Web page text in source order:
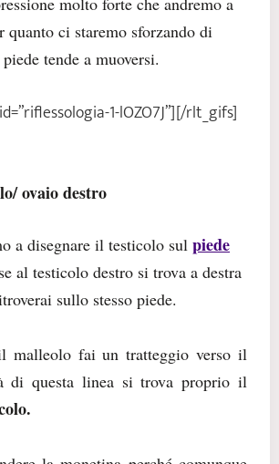
quanto ci staremo sforzando di
tende a muoversi.
1-lOZO7J”][/rlt_gifs]
ovaio destro
a disegnare il testicolo sul piede
se al testicolo destro si trova a destra
sullo stesso piede.
malleolo fai un tratteggio verso il
di questa linea si trova proprio il